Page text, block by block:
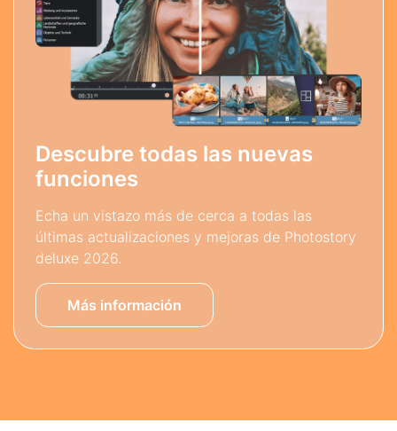
Descubre todas las nuevas
funciones
Echa un vistazo más de cerca a todas las
últimas actualizaciones y mejoras de Photostory
deluxe 2026.
Más información